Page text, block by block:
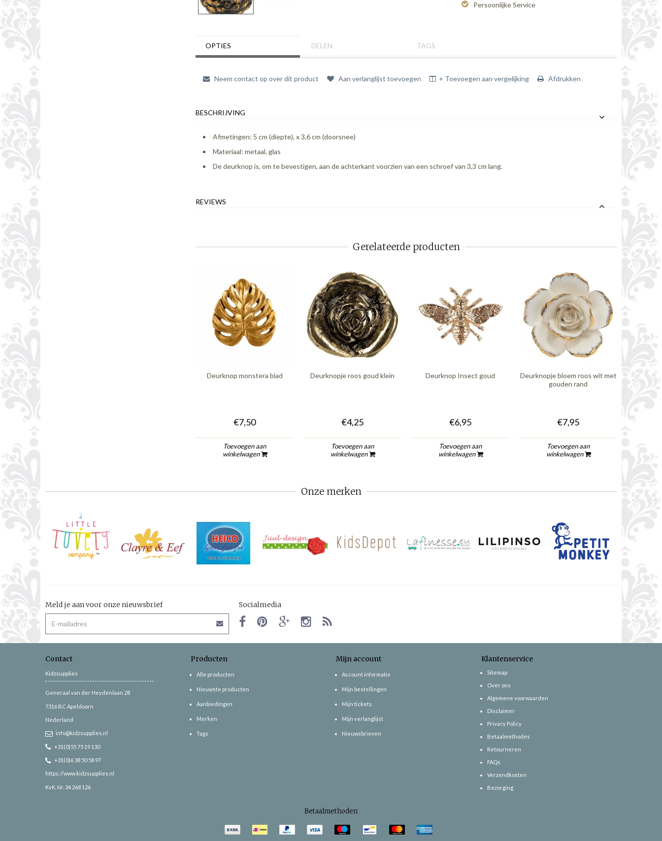
Persoonlijke Service
OPTIES DELEN TAGS
Neem contact op over dit product Aan verlanglijst toevoegen + Toevoegen aan vergelijking Afdrukken
BESCHRIJVING
Afmetingen: 5 cm (diepte), x 3,6 cm (doorsnee)
Materiaal: metaal, glas
De deurknop is, om te bevestigen, aan de achterkant voorzien van een schroef van 3,3 cm lang.
REVIEWS
Gerelateerde producten
Deurknop monstera blad
€7,50
Toevoegen aan
winkelwagen
Deurknopje roos goud klein
€4,25
Toevoegen aan
winkelwagen
Deurknop Insect goud
€6,95
Toevoegen aan
winkelwagen
Deurknopje bloem roos wit met
gouden rand
€7,95
Toevoegen aan
winkelwagen
Onze merken
Meld je aan voor onze nieuwsbrief Socialmedia
Contact
Kidzsupplies
Generaal van der Heydenlaan 28
7316 BC Apeldoorn
Nederland
info@kidzsupplies.nl
+31(0)55 75 19 130
+31(0)6 38 50 58 97
https://www.kidzsupplies.nl
KvK. Nr. 34 268 126
Producten
Alle producten
Nieuwste producten
Aanbiedingen
Merken
Tags
Mijn account
Account informatie
Mijn bestellingen
Mijn tickets
Mijn verlanglijst
Nieuwsbrieven
Klantenservice
Sitemap
Over ons
Algemene voorwaarden
Disclaimer
Privacy Policy
Betaalmethodes
Retourneren
FAQs
Verzendkosten
Bezorging
Betaalmethoden